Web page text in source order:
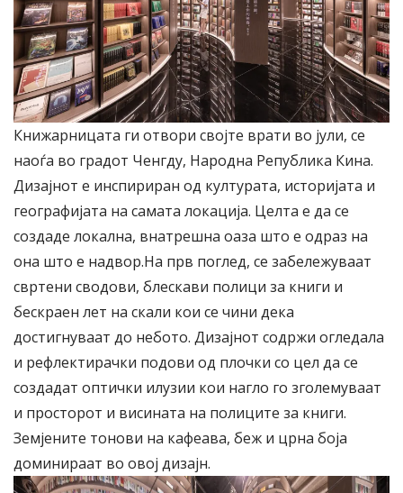
Книжарницата ги отвори својте врати во јули, се
наоѓа во градот Ченгду, Народна Република Кина.
Дизајнот е инспириран од културата, историјата и
географијата на самата локација. Целта е да се
создаде локална, внатрешна оаза што е одраз на
она што е надвор.На прв поглед, се забележуваат
свртени сводови, блескави полици за книги и
бескраен лет на скали кои се чини дека
достигнуваат до небото. Дизајнот содржи огледала
и рефлектирачки подови од плочки со цел да се
создадат оптички илузии кои нагло го зголемуваат
и просторот и висината на полиците за книги.
Земјените тонови на кафеава, беж и црна боја
доминираат во овој дизајн.